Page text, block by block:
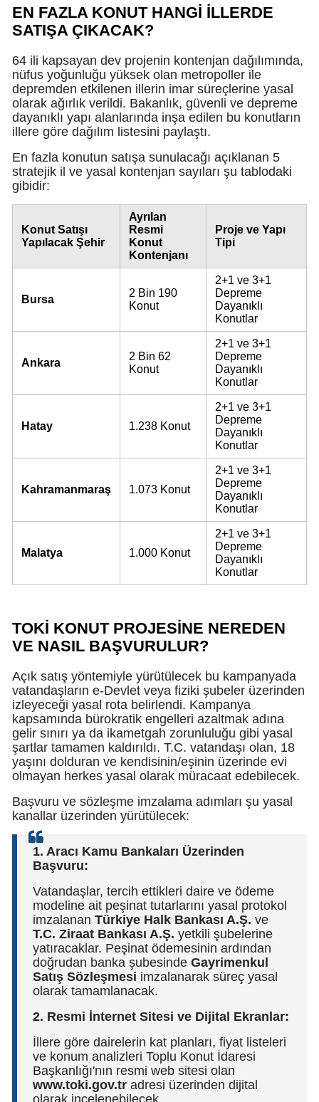
EN FAZLA KONUT HANGİ İLLERDE
SATIŞA ÇIKACAK?
64 ili kapsayan dev projenin kontenjan dağılımında,
nüfus yoğunluğu yüksek olan metropoller ile
depremden etkilenen illerin imar süreçlerine yasal
olarak ağırlık verildi. Bakanlık, güvenli ve depreme
dayanıklı yapı alanlarında inşa edilen bu konutların
illere göre dağılım listesini paylaştı.
En fazla konutun satışa sunulacağı açıklanan 5
stratejik il ve yasal kontenjan sayıları şu tablodaki
gibidir:
Konut Satışı
Yapılacak Şehir
Ayrılan
Resmi
Konut
Kontenjanı
Proje ve Yapı
Tipi
Bursa
2 Bin 190
Konut
2+1 ve 3+1
Depreme
Dayanıklı
Konutlar
Ankara
2 Bin 62
Konut
2+1 ve 3+1
Depreme
Dayanıklı
Konutlar
Hatay 1.238 Konut
2+1 ve 3+1
Depreme
Dayanıklı
Konutlar
Kahramanmaraş 1.073 Konut
2+1 ve 3+1
Depreme
Dayanıklı
Konutlar
Malatya 1.000 Konut
2+1 ve 3+1
Depreme
Dayanıklı
Konutlar
TOKİ KONUT PROJESİNE NEREDEN
VE NASIL BAŞVURULUR?
Açık satış yöntemiyle yürütülecek bu kampanyada
vatandaşların e-Devlet veya fiziki şubeler üzerinden
izleyeceği yasal rota belirlendi. Kampanya
kapsamında bürokratik engelleri azaltmak adına
gelir sınırı ya da ikametgah zorunluluğu gibi yasal
şartlar tamamen kaldırıldı. T.C. vatandaşı olan, 18
yaşını dolduran ve kendisinin/eşinin üzerinde evi
olmayan herkes yasal olarak müracaat edebilecek.
Başvuru ve sözleşme imzalama adımları şu yasal
kanallar üzerinden yürütülecek:
1. Aracı Kamu Bankaları Üzerinden
Başvuru:
Vatandaşlar, tercih ettikleri daire ve ödeme
modeline ait peşinat tutarlarını yasal protokol
imzalanan Türkiye Halk Bankası A.Ş. ve
T.C. Ziraat Bankası A.Ş. yetkili şubelerine
yatıracaklar. Peşinat ödemesinin ardından
doğrudan banka şubesinde Gayrimenkul
Satış Sözleşmesi imzalanarak süreç yasal
olarak tamamlanacak.
2. Resmi İnternet Sitesi ve Dijital Ekranlar:
İllere göre dairelerin kat planları, fiyat listeleri
ve konum analizleri Toplu Konut İdaresi
Başkanlığı'nın resmi web sitesi olan
www.toki.gov.tr adresi üzerinden dijital
olarak incelenebilecek.